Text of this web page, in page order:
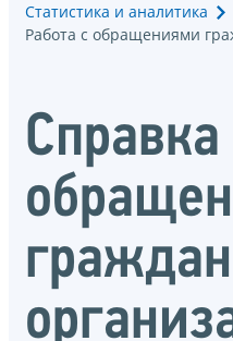
Статистика и аналитика
Работа с обращениями
Справка